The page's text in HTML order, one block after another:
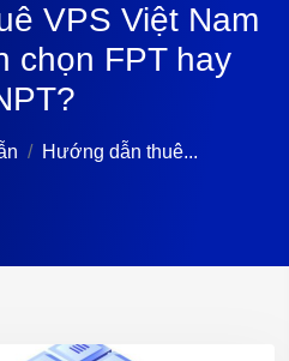
VPS Việt Nam
chọn FPT hay
Hướng dẫn thuê...